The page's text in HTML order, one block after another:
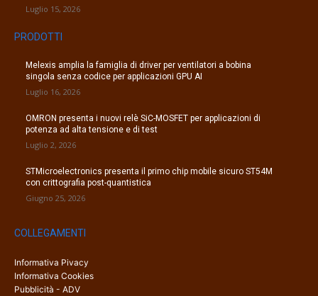
Luglio 15, 2026
PRODOTTI
Melexis amplia la famiglia di driver per ventilatori a bobina
singola senza codice per applicazioni GPU AI
Luglio 16, 2026
OMRON presenta i nuovi relè SiC-MOSFET per applicazioni di
potenza ad alta tensione e di test
Luglio 2, 2026
STMicroelectronics presenta il primo chip mobile sicuro ST54M
con crittografia post-quantistica
Giugno 25, 2026
COLLEGAMENTI
Informativa Pivacy
Informativa Cookies
Pubblicità - ADV